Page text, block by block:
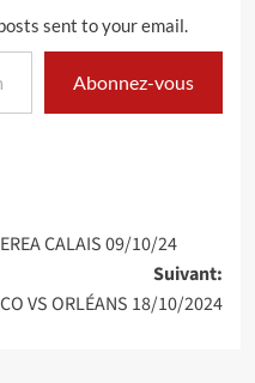
sent to your email.
Abonnez-vous
CALAIS 09/10/24
Suivant:
VS ORLÉANS 18/10/2024